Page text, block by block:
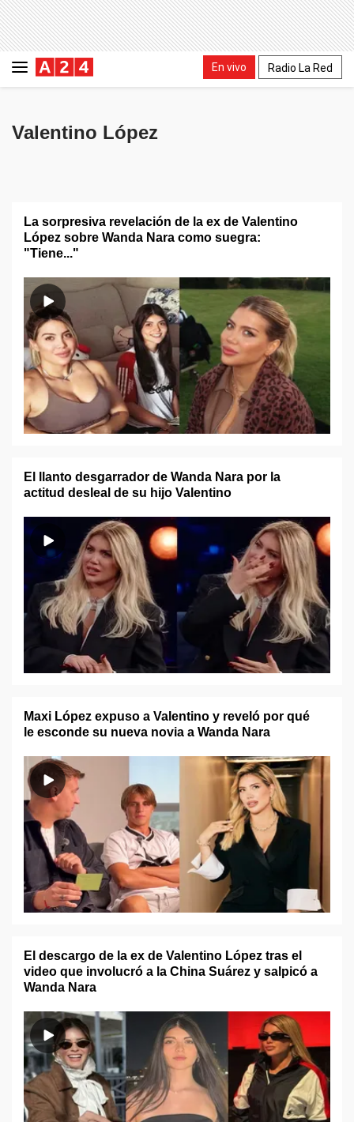
En vivo Radio La Red
Valentino López
La sorpresiva revelación de la ex de Valentino
López sobre Wanda Nara como suegra:
"Tiene..."
El llanto desgarrador de Wanda Nara por la
actitud desleal de su hijo Valentino
Maxi López expuso a Valentino y reveló por qué
le esconde su nueva novia a Wanda Nara
El descargo de la ex de Valentino López tras el
video que involucró a la China Suárez y salpicó a
Wanda Nara